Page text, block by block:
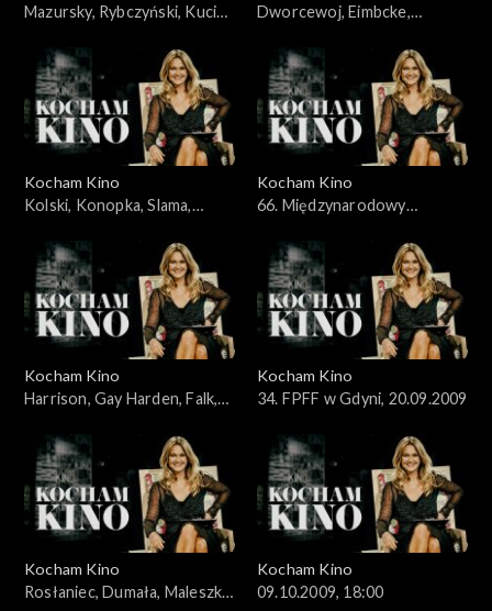
Mazursky, Rybczyński, Kucia,
Dworcewoj, Eimbcke,
Kocham Kino
Kolski, Konopka, Slama,
Kocham Kino
66. Międzynarodowy
13.09.2009
Kocham Kino
Harrison, Gay Harden, Falk,
Kocham Kino
34. FPFF w Gdyni, 20.09.2009
Kocham Kino
Rosłaniec, Dumała, Maleszka,
Kocham Kino
09.10.2009, 18:00